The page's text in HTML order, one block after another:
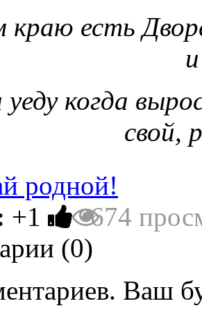
краю есть
когда
свой,
родной!
+1
674
(0)
Ваш